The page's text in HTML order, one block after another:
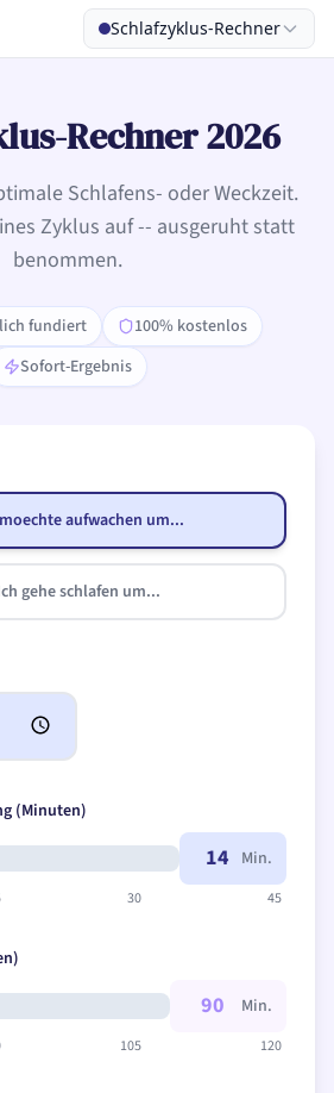
Schlafzyklus-Rechner
Rechner 2026
Schlafens- oder Weckzeit.
Zyklus auf -- ausgeruht statt
benommen.
fundiert
100% kostenlos
Sofort-Ergebnis
aufwachen um...
gehe schlafen um...
(Minuten)
Min.
30 45
Min.
105 120